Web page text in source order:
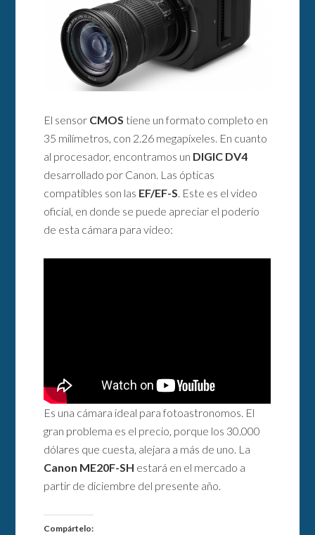
El sensor CMOS tiene un formato completo en
35 milímetros, con 2.26 megapíxeles. En cuanto
al procesador, encontramos un DIGIC DV4
desarrollado por Canon. Las ópticas
compatibles son las EF/EF-S. Este es el video
oficial, en donde se puede apreciar el poderío
de esta cámara para video:
Es una cámara ideal para fotoastronomos. El
gran problema es el precio, porque los 30.000
dólares que cuesta, alejara a más de uno. La
Canon ME20F-SH estará en el mercado a
partir de diciembre del presente año.
Compártelo: